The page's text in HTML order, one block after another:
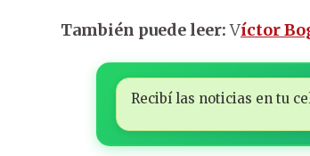
También puede leer:Víctor
Recibí las noticias en tu